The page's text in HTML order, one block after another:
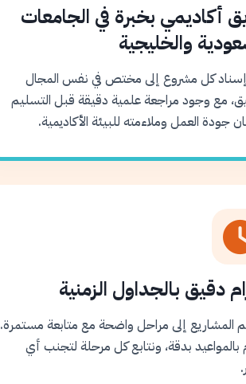
أكاديمي بخبرة في الجامعات
والخليجية
كل مشروع إلى مختص في نفس المجال
مع وجود مراجعة علمية دقيقة قبل التسليم
جودة العمل وملاءمته للبيئة الأكاديمية.
دقيق بالجداول الزمنية
المشاريع إلى مراحل واضحة مع متابعة مستمرة.
بالمواعيد بدقة، ونتابع كل مرحلة لتجنب أي